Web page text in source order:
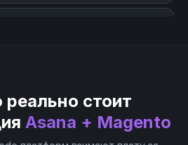
реально стоит
Asana + Magento